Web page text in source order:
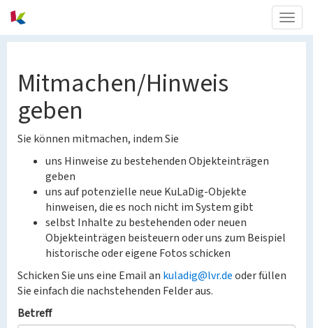
Mitmachen/Hinweis
geben
Sie können mitmachen, indem Sie
uns Hinweise zu bestehenden Objekteinträgen
geben
uns auf potenzielle neue KuLaDig-Objekte
hinweisen, die es noch nicht im System gibt
selbst Inhalte zu bestehenden oder neuen
Objekteinträgen beisteuern oder uns zum Beispiel
historische oder eigene Fotos schicken
Schicken Sie uns eine Email an kuladig@lvr.deoder füllen
Sie einfach die nachstehenden Felder aus.
Betreff